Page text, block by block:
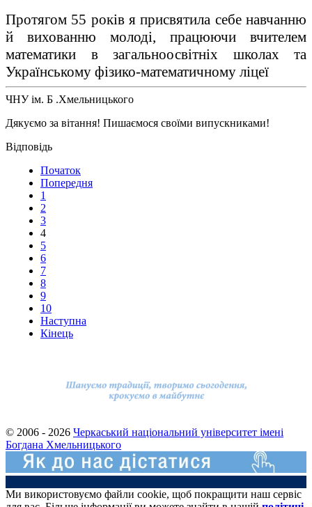
Протягом 55 років я присвятила себе навчанню
й вихованню молоді, працюючи вчителем
математики в загальноосвітніх школах та
Українському фізико-математичному ліцеї
ЧНУ ім. Б .Хмельницького
Дякуємо за вітання! Пишаємося своїми випускниками!
Початок
Попередня
1
2
3
4
5
6
7
8
9
10
Наступна
Кінець
© 2006 - 2026 Черкаський національний університет імені
Богдана Хмельницького
Ми використовуємо файли cookie, щоб покращити наш сервіс